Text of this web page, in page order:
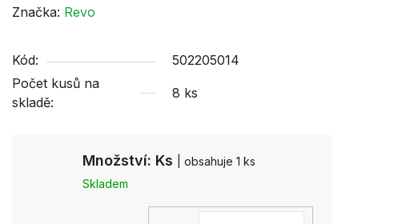
Značka: Revo
Množství: Ks
| obsahuje 1 ks
Skladem
Kód:
502205014
Počet kusů na
skladě:
8 ks